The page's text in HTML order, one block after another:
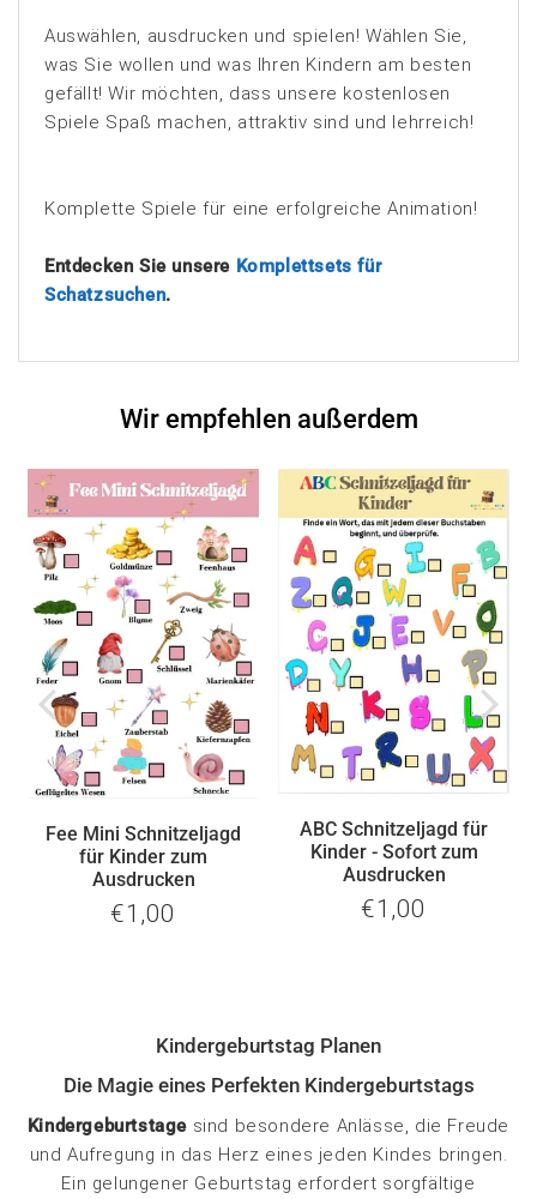
Auswählen, ausdrucken und spielen! Wählen Sie,
was Sie wollen und was Ihren Kindern am besten
gefällt! Wir möchten, dass unsere kostenlosen
Spiele Spaß machen, attraktiv sind und lehrreich!
Komplette Spiele für eine erfolgreiche Animation!
Entdecken Sie unsere Komplettsets für
Schatzsuchen.
Wir empfehlen außerdem
Fee Mini Schnitzeljagd
für Kinder zum
Ausdrucken
Normaler
€1,00
ABC Schnitzeljagd für
Kinder - Sofort zum
Ausdrucken
Normaler
€1,00
Kindergeburtstag Planen
Die Magie eines Perfekten Kindergeburtstags
Kindergeburtstage sind besondere Anlässe, die Freude
und Aufregung in das Herz eines jeden Kindes bringen.
Ein gelungener Geburtstag erfordert sorgfältige